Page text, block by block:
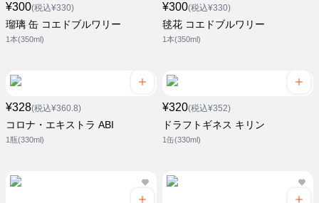
¥300(税込¥330)
瑠璃 缶 コエドブルワリー
1本(350ml)
¥300(税込¥330)
毬花 コエドブルワリー
1本(350ml)
¥328(税込¥360.8)
コロナ・エキストラ ABI
1瓶(330ml)
¥320(税込¥352)
ドラフトギネス キリン
1缶(330ml)